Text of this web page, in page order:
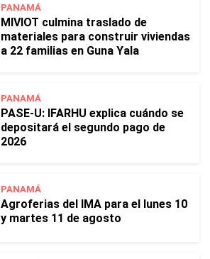
PANAMÁ
MIVIOT culmina traslado de
materiales para construir viviendas
a 22 familias en Guna Yala
PANAMÁ
PASE-U: IFARHU explica cuándo se
depositará el segundo pago de
2026
PANAMÁ
Agroferias del IMA para el lunes 10
y martes 11 de agosto